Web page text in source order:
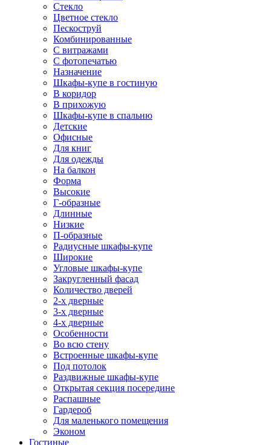
Стекло
Цветное стекло
Пескоструй
Комбинированные
С витражами
С фотопечатью
Назначение
Шкафы-купе в гостиную
В коридор
В прихожую
Шкафы-купе в спальню
Детские
Офисные
Для книг
Для одежды
На балкон
Форма
Высокие
Г-образные
Длинные
Низкие
П-образные
Радиусные шкафы-купе
Широкие
Угловые шкафы-купе
Закругленный фасад
Количество дверей
2-х дверные
3-х дверные
4-х дверные
Особенности
Во всю стену
Встроенные шкафы-купе
Под потолок
Раздвижные шкафы-купе
Открытая секция посередине
Распашные
Гардероб
Для маленького помещения
Эконом
Гостиные